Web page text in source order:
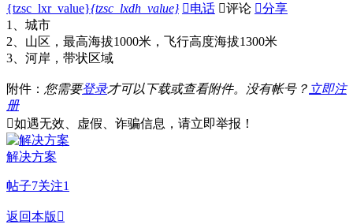
{tzsc_lxr_value}{tzsc_lxdh_value} 电话 评论 分享
1、城市
2、山区，最高海拔1000米，飞行高度海拔1300米
3、河岸，带状区域
附件： 您需要登录才可以下载或查看附件。没有帐号？ 立即注
册
如遇无效、虚假、诈骗信息，请立即举报！
解决方案
帖子7关注1
返回本版 